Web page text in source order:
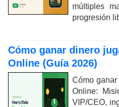
múltiples
progresión
Cómo ganar dinero
Online (Guía 2026)
Cómo ganar
Online:
VIP/CEO,